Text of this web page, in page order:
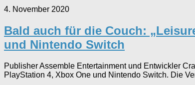
4. November 2020
Bald auch für die Couch:
und Nintendo Switch
Publisher Assemble Entertainment und Entwickler
PlayStation 4, Xbox One und Nintendo Switch. Die